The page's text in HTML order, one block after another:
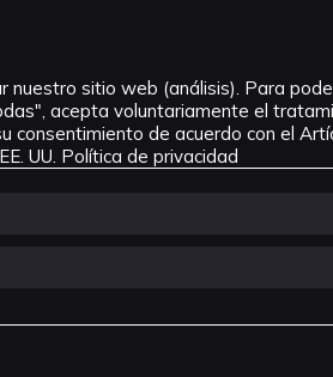
sitio web (análisis). Para
acepta voluntariamente el
consentimiento de acuerdo con el
UU. Política de privacidad